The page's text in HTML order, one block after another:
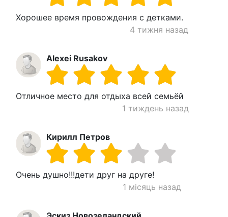
Хорошее время провождения с детками.
4 тижня назад
Alexei Rusakov
Отличное место для отдыха всей семьёй
1 тиждень назад
Кирилл Петров
Очень душно!!!дети друг на друге!
1 місяць назад